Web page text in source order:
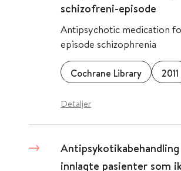
schizofreni-episode
Antipsychotic medication
episode schizophrenia
Cochrane Library 2011
Detaljer
innlagte pasienter som